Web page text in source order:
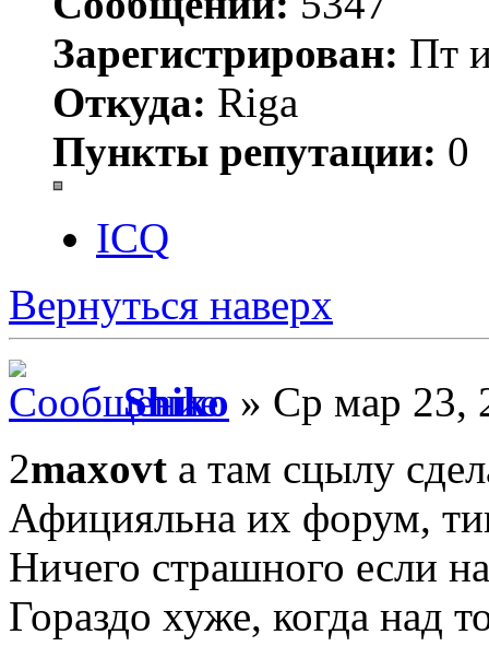
Зарегистрирован: Пт
Откуда: Riga
Пункты репутации: 0
ICQ
Вернуться наверх
Shiko » Ср мар 23,
2maxovt а там сцылу
Афицияльна их форум,
Ничего страшного если
Гораздо хуже, когда над